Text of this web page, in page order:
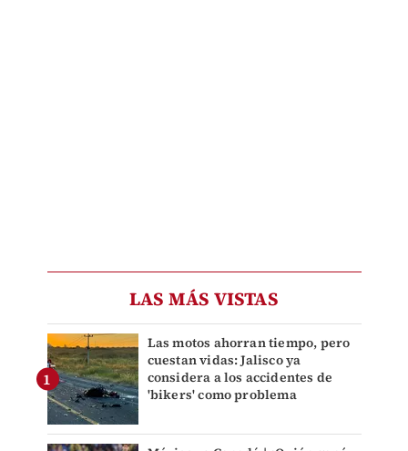
LAS MÁS VISTAS
Las motos ahorran tiempo, pero
cuestan vidas: Jalisco ya
considera a los accidentes de
'bikers' como problema